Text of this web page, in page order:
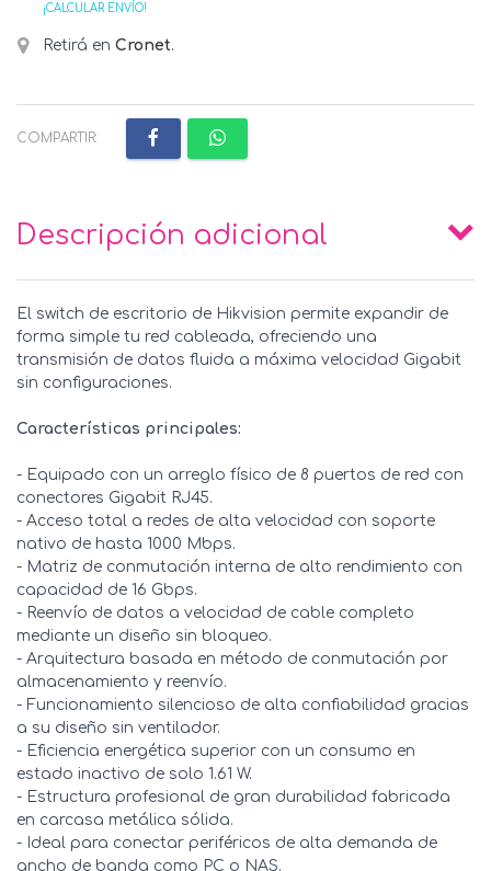
¡CALCULAR ENVÍO!
Retirá en Cronet.
COMPARTIR:
Descripción adicional
El switch de escritorio de Hikvision permite expandir de
forma simple tu red cableada, ofreciendo una
transmisión de datos fluida a máxima velocidad Gigabit
sin configuraciones.
Características principales:
- Equipado con un arreglo físico de 8 puertos de red con
conectores Gigabit RJ45.
- Acceso total a redes de alta velocidad con soporte
nativo de hasta 1000 Mbps.
- Matriz de conmutación interna de alto rendimiento con
capacidad de 16 Gbps.
- Reenvío de datos a velocidad de cable completo
mediante un diseño sin bloqueo.
- Arquitectura basada en método de conmutación por
almacenamiento y reenvío.
- Funcionamiento silencioso de alta confiabilidad gracias
a su diseño sin ventilador.
- Eficiencia energética superior con un consumo en
estado inactivo de solo 1.61 W.
- Estructura profesional de gran durabilidad fabricada
en carcasa metálica sólida.
- Ideal para conectar periféricos de alta demanda de
ancho de banda como PC o NAS.